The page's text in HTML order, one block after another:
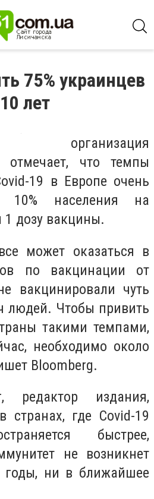
75% украинцев
лет
организация
отмечает, что темпы
19 в Европе очень
10% населения на
1 дозу вакцины.
может оказаться в
по вакцинации от
вакцинировали чуть
людей. Чтобы привить
такими темпами,
необходимо около
Bloomberg.
редактор издания,
странах, где Covid-19
быстрее,
не возникнет
ни в ближайшее